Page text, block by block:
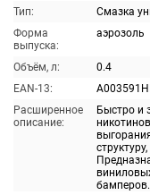
Тип:
Смазка
Форма
выпуска:
аэрозоль
Объём, л:
0.4
EAN-13:
Расширенное
описание:
Быстро и